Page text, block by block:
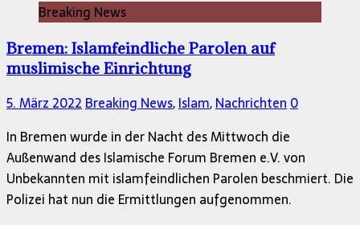
Breaking News
Bremen: Islamfeindliche Parolen auf
muslimische Einrichtung
5. März 2022Breaking News,Islam,Nachrichten0
In Bremen wurde in der Nacht des Mittwoch die
Außenwand des Islamische Forum Bremen e.V. von
Unbekannten mit islamfeindlichen Parolen beschmiert. Die
Polizei hat nun die Ermittlungen aufgenommen.